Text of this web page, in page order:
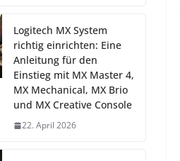
Logitech MX System
richtig einrichten: Eine
Anleitung für den
Einstieg mit MX Master 4,
MX Mechanical, MX Brio
und MX Creative Console
22. April 2026